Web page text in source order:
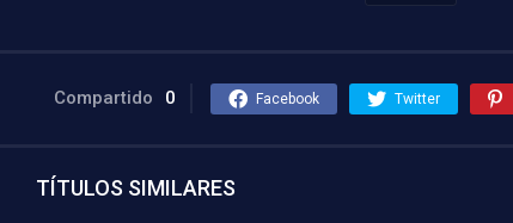
Compartido 0 Facebook Twitter
TÍTULOS SIMILARES